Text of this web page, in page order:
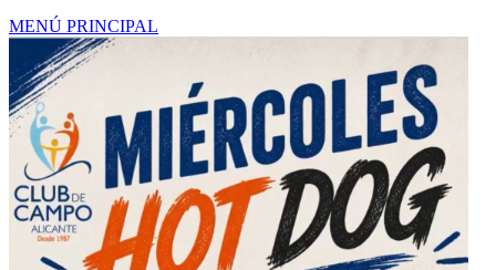
MENÚ PRINCIPAL